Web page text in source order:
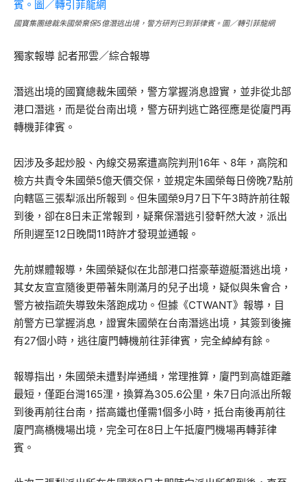
國寶集團總裁朱國榮棄保5億潛逃出境，警方研判已到菲律賓。圖／轉引菲龍網
獨家報導 記者邢雲／綜合報導
潛逃出境的國寶總裁朱國榮，警方掌握消息證實，並非從北部
港口潛逃，而是從台南出境，警方研判逃亡路徑應是從廈門再
轉機菲律賓。
因涉及多起炒股、內線交易案遭高院判刑16年、8年，高院和
檢方共責令朱國榮5億天價交保，並規定朱國榮每日傍晚7點前
向轄區三張犁派出所報到。但朱國榮9月7日下午3時許前往報
到後，卻在8日未正常報到，疑棄保潛逃引發軒然大波，派出
所則遲至12日晚間11時許才發現並通報。
先前媒體報導，朱國榮疑似在北部港口搭豪華遊艇潛逃出境，
其女友宣宣隨後更帶著朱剛滿月的兒子出境，疑似與朱會合，
警方被指疏失導致朱落跑成功。但據《CTWANT》報導，目
前警方已掌握消息，證實朱國榮在台南潛逃出境，其簽到後擁
有27個小時，逃往廈門轉機前往菲律賓，完全綽綽有餘。
報導指出，朱國榮未遭對岸通緝，常理推算，廈門到高雄距離
最短，僅距台灣165浬，換算為305.6公里，朱7日向派出所報
到後再前往台南，搭高鐵也僅需1個多小時，抵台南後再前往
廈門高橋機場出境，完全可在8日上午抵廈門機場再轉菲律
賓。